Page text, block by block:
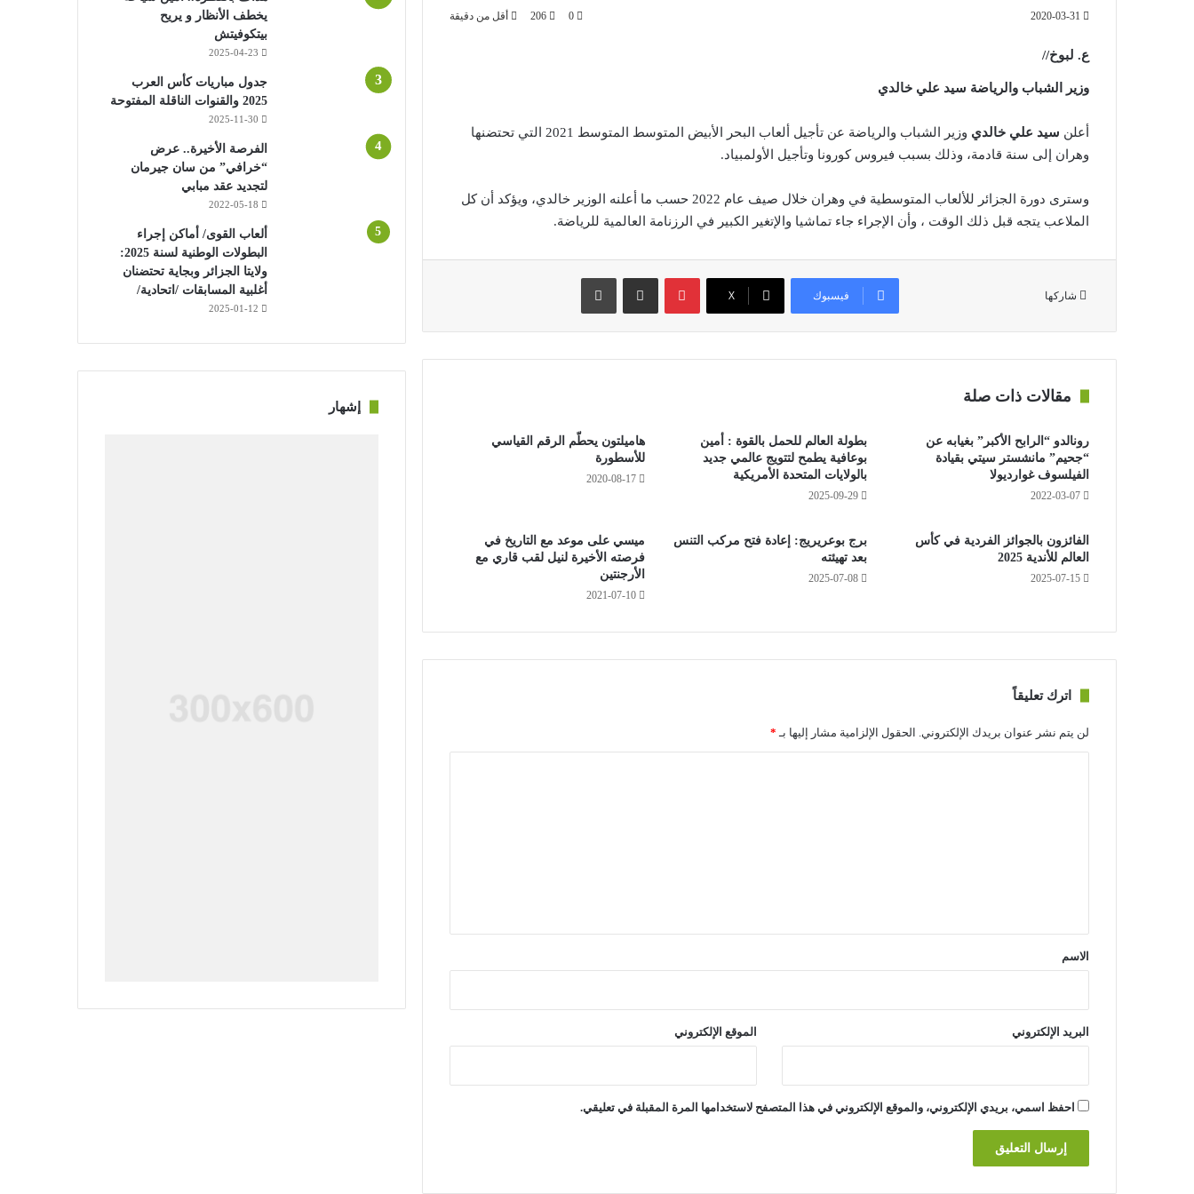
2020-03-31
0
206 أقل من دقيقة
ع. لبوخ//
وزير الشباب والرياضة سيد علي خالدي
أعلن سيد علي خالدي
وزير الشباب والرياضة عن تأجيل ألعاب البحر الأبيض المتوسط المتوسط 2021 التي تحتضنها
وهران إلى سنة قادمة، وذلك بسبب فيروس كورونا وتأجيل الأولمبياد.
وسترى دورة الجزائر للألعاب المتوسطية في وهران خلال صيف عام 2022 حسب ما أعلنه الوزير خالدي، ويؤكد أن كل
الملاعب يتجه قبل ذلك الوقت ، وأن الإجراء جاء تماشيا والإتغير الكبير في الرزنامة العالمية للرياضة.
شاركها فيسبوك ‫X
بينتيريستمشاركة عبر البريد طباعة
مقالات ذات صلة
رونالدو “الرابح الأكبر” بغيابه عن
“جحيم” مانشستر سيتي بقيادة
الفيلسوف غوارديولا
2022-03-07
بطولة العالم للحمل بالقوة : أمين
بوعافية يطمح لتتويج عالمي جديد
بالولايات المتحدة الأمريكية
2025-09-29
هاميلتون يحطّم الرقم القياسي
للأسطورة
2020-08-17
الفائزون بالجوائز الفردية في كأس
العالم للأندية 2025
2025-07-15
برج بوعريريج: إعادة فتح مركب التنس
بعد تهيئته
2025-07-08
ميسي على موعد مع التاريخ في
فرصته الأخيرة لنيل لقب قاري مع
الأرجنتين
2021-07-10
اترك تعليقاً
لن يتم نشر عنوان بريدك الإلكتروني. الحقول الإلزامية مشار إليها بـ *
*الاسم
البريد الإلكتروني الموقع الإلكتروني
احفظ اسمي، بريدي الإلكتروني، والموقع الإلكتروني في هذا المتصفح لاستخدامها المرة المقبلة في تعليقي.
يخطف الأنظار و يريح
بيتكوفيتش
2025-04-23
جدول مباريات كأس العرب
2025 والقنوات الناقلة المفتوحة
2025-11-30
الفرصة الأخيرة.. عرض
“خرافي” من سان جيرمان
لتجديد عقد مبابي
2022-05-18
ألعاب القوى/ أماكن إجراء
البطولات الوطنية لسنة 2025:
ولايتا الجزائر وبجاية تحتضنان
أغلبية المسابقات /اتحادية/
2025-01-12
إشهار